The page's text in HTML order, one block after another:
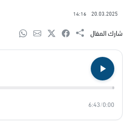
20.03.2025
14:16
شارك المقال
0:00
/
6:43